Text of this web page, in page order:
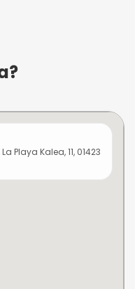
Playa Kalea, 11, 01423